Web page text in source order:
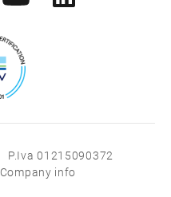
P.Iva 01215090372
Company info